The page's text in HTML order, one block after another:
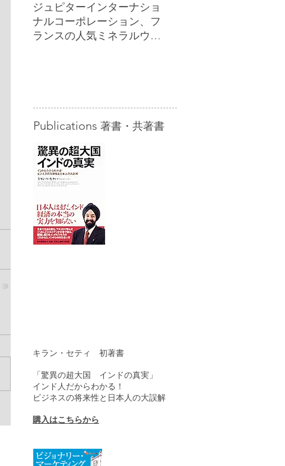
ジュピターインターナショ
ナルコーポレーション、フ
ランスの人気ミネラルウォ
Publications 著書・共著書
キラン・セティ 初著書
「驚異の超大国 インドの真実」
インド人だからわかる！
ビジネスの将来性と日本人の大誤解
購入はこちらから